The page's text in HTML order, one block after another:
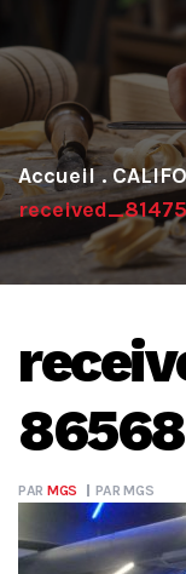
.
PAR MGS PARMGS